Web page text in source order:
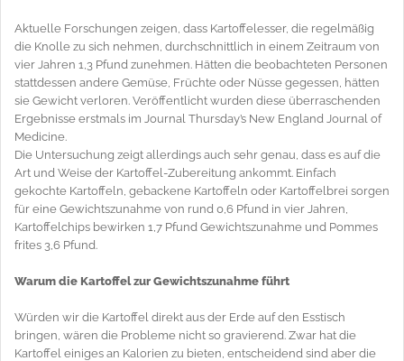
Aktuelle Forschungen zeigen, dass Kartoffelesser, die regelmäßig
die Knolle zu sich nehmen, durchschnittlich in einem Zeitraum von
vier Jahren 1,3 Pfund zunehmen. Hätten die beobachteten Personen
stattdessen andere Gemüse, Früchte oder Nüsse gegessen, hätten
sie Gewicht verloren. Veröffentlicht wurden diese überraschenden
Ergebnisse erstmals im Journal Thursday’s New England Journal of
Medicine.
Die Untersuchung zeigt allerdings auch sehr genau, dass es auf die
Art und Weise der Kartoffel-Zubereitung ankommt. Einfach
gekochte Kartoffeln, gebackene Kartoffeln oder Kartoffelbrei sorgen
für eine Gewichtszunahme von rund 0,6 Pfund in vier Jahren,
Kartoffelchips bewirken 1,7 Pfund Gewichtszunahme und Pommes
frites 3,6 Pfund.
Warum die Kartoffel zur Gewichtszunahme führt
Würden wir die Kartoffel direkt aus der Erde auf den Esstisch
bringen, wären die Probleme nicht so gravierend. Zwar hat die
Kartoffel einiges an Kalorien zu bieten, entscheidend sind aber die